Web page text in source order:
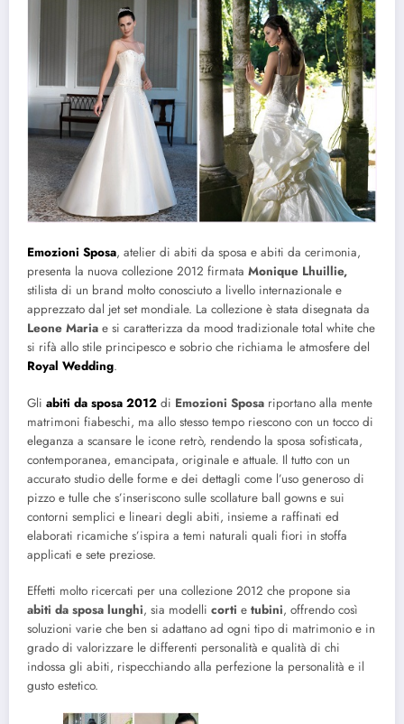
Emozioni Sposa, atelier di abiti da sposa e abiti da cerimonia,
presenta la nuova collezione 2012 firmata Monique Lhuillie,
stilista di un brand molto conosciuto a livello internazionale e
apprezzato dal jet set mondiale. La collezione è stata disegnata da
Leone Maria e si caratterizza da mood tradizionale total white che
si rifà allo stile principesco e sobrio che richiama le atmosfere del
Royal Wedding.
Gli abiti da sposa 2012 di Emozioni Sposa riportano alla mente
matrimoni fiabeschi, ma allo stesso tempo riescono con un tocco di
eleganza a scansare le icone retrò, rendendo la sposa sofisticata,
contemporanea, emancipata, originale e attuale. Il tutto con un
accurato studio delle forme e dei dettagli come l’uso generoso di
pizzo e tulle che s’inseriscono sulle scollature ball gowns e sui
contorni semplici e lineari degli abiti, insieme a raffinati ed
elaborati ricamiche s’ispira a temi naturali quali fiori in stoffa
applicati e sete preziose.
Effetti molto ricercati per una collezione 2012 che propone sia
abiti da sposa lunghi, sia modelli corti e tubini, offrendo così
soluzioni varie che ben si adattano ad ogni tipo di matrimonio e in
grado di valorizzare le differenti personalità e qualità di chi
indossa gli abiti, rispecchiando alla perfezione la personalità e il
gusto estetico.